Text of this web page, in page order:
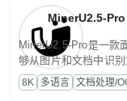
MinerU2.5-Pro
MinerU2.5-Pro是一款
够从图片和文档中识
为便于存储、检索和二
8K 多语言 文档处理/